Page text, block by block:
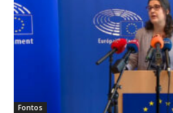
Fontos